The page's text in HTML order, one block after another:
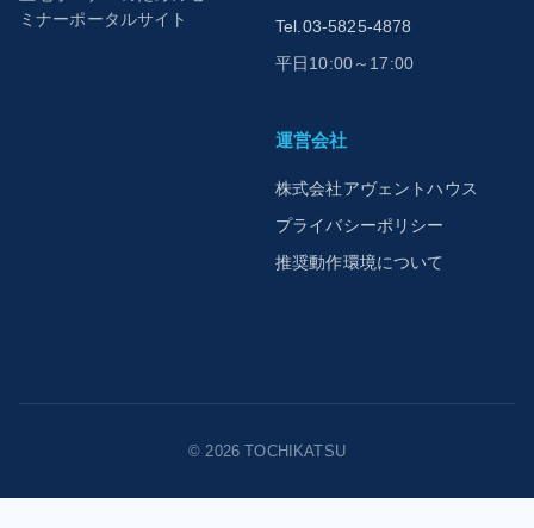
ミナーポータルサイト
Tel.03-5825-4878
平日10:00～17:00
運営会社
株式会社アヴェントハウス
プライバシーポリシー
推奨動作環境について
© 2026 TOCHIKATSU